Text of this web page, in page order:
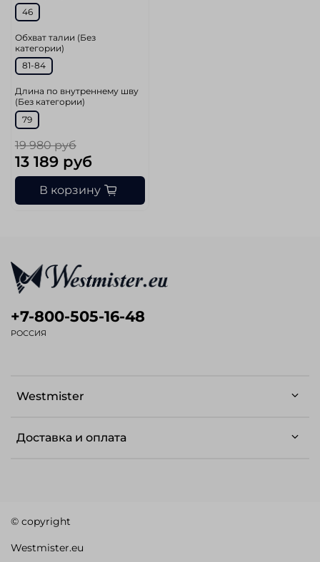
46
Обхват талии (Без
категории)
81-84
Длина по внутреннему шву
(Без категории)
79
19 980 руб
13 189 руб
В корзину
Westmister
Доставка и оплата
+7-800-505-16-48
РОССИЯ
© copyright
Westmister.eu